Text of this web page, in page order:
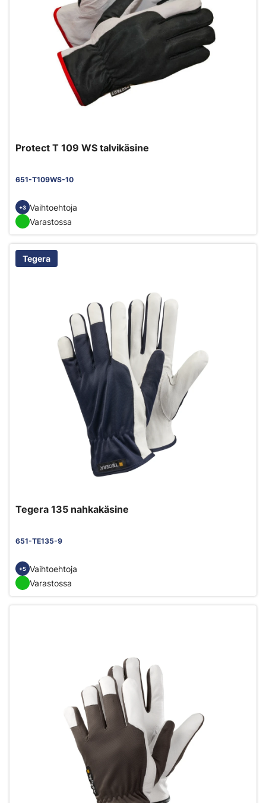
Protect T 109 WS talvikäsine
651-T109WS-10
+3 Vaihtoehtoja
Varastossa
Tegera
Tegera 135 nahkakäsine
651-TE135-9
+5 Vaihtoehtoja
Varastossa